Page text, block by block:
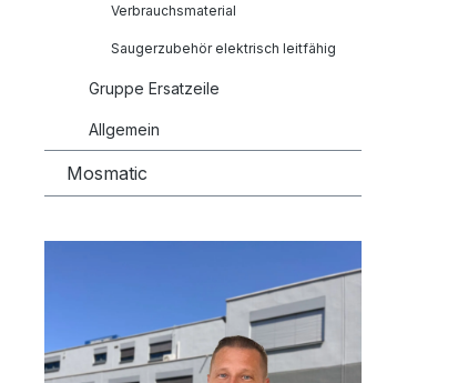
Verbrauchsmaterial
Saugerzubehör elektrisch leitfähig
Gruppe Ersatzeile
Allgemein
Mosmatic